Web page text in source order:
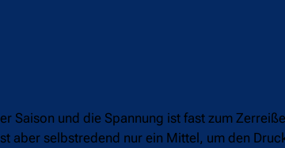
Saison und die Spannung ist fast zum
aber selbstredend nur ein Mittel, um den